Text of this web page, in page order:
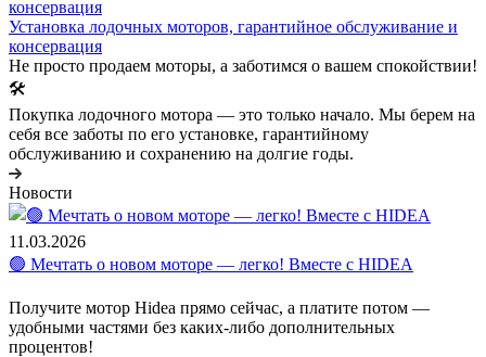
Установка лодочных моторов, гарантийное обслуживание и
консервация
Не просто продаем моторы, а заботимся о вашем спокойствии!
🛠️
Покупка лодочного мотора — это только начало. Мы берем на
себя все заботы по его установке, гарантийному
обслуживанию и сохранению на долгие годы.
Новости
11.03.2026
🟢 Мечтать о новом моторе — легко! Вместе с HIDEA
Получите мотор Hidea прямо сейчас, а платите потом —
удобными частями без каких-либо дополнительных
процентов!